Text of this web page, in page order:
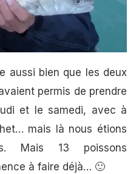
aussi bien que les deux
permis de prendre
et le samedi, avec à
mais là nous étions
Mais 13 poissons
à faire déjà… 🙂